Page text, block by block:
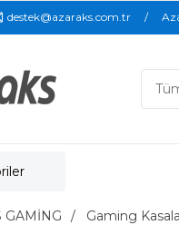
destek@azaraks.com.tr
GAMİNG Gaming